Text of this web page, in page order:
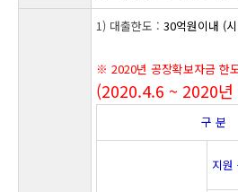
1) 대출한도 :30억원이내 (
※ 2020년 공장확보자금 한
(2020.4.6 ~ 2020년
구 분
지원